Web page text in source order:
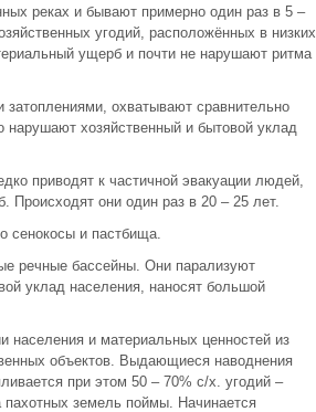
реках и бывают примерно один раз в 5 –
угодий, расположённых в низких
ущерб и почти не нарушают ритма
охватывают сравнительно
хозяйственный и бытовой уклад
приводят к частичной эвакуации людей,
они один раз в 20 – 25 лет.
сенокосы и пастбища.
речные бассейны. Они парализуют
уклад населения, наносят большой
населения и материальных ценностей из
объектов. Выдающиеся наводнения
при этом 50 – 70% с/х. угодий –
земель поймы. Начинается